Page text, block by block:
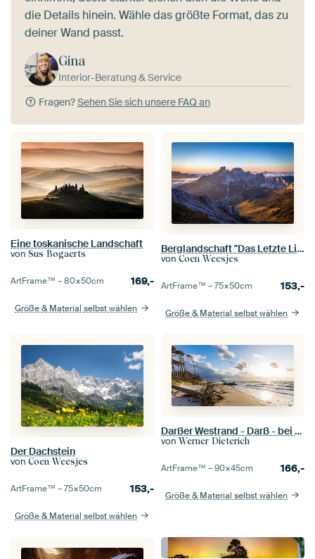
die Details hinein. Wähle das größte Format, das zu
deiner Wand passt.
Gina
Interior-Beratung & Service
Fragen?Sehen Sie sich unsere FAQ an
Eine toskanische Landschaft
von Sus Bogaerts
ArtFrame™ –80×50cm 169,-
Größe & Material selbst wählen
Berglandschaft "Das Letzte Licht"
von Coen Weesjes
ArtFrame™ –75×50cm 153,-
Größe & Material selbst wählen
Der Dachstein
von Coen Weesjes
ArtFrame™ –75×50cm 153,-
Größe & Material selbst wählen
Darßer Westrand - Darß - bei Prerow an der Ostsee
von Werner Dieterich
ArtFrame™ –90×45cm 166,-
Größe & Material selbst wählen